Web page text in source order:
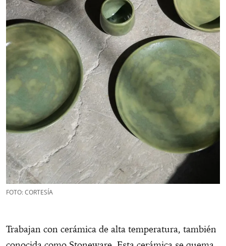
FOTO: CORTESÍA
Trabajan con cerámica de alta temperatura, también